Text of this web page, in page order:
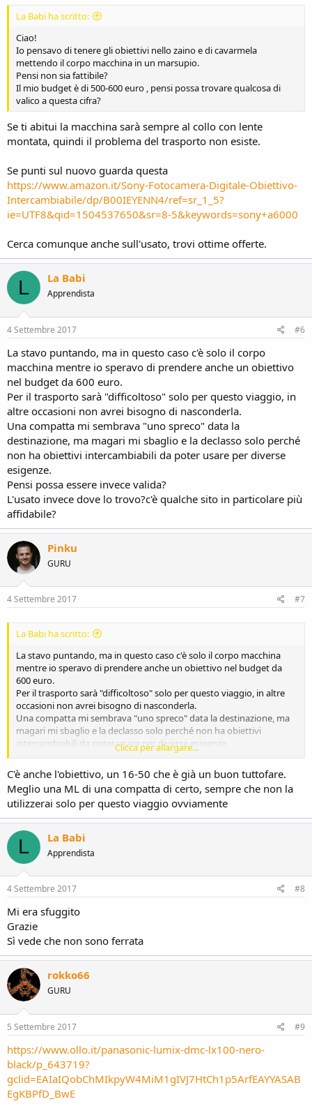
La Babi ha scritto:
Ciao!
Io pensavo di tenere gli obiettivi nello zaino e di cavarmela
mettendo il corpo macchina in un marsupio.
Pensi non sia fattibile?
Il mio budget è di 500-600 euro , pensi possa trovare qualcosa di
valico a questa cifra?
Se ti abitui la macchina sarà sempre al collo con lente
montata, quindi il problema del trasporto non esiste.
Se punti sul nuovo guarda questa
https://www.amazon.it/Sony-Fotocamera-Digitale-Obiettivo-
Intercambiabile/dp/B00IEYENN4/ref=sr_1_5?
ie=UTF8&qid=1504537650&sr=8-5&keywords=sony+a6000
Cerca comunque anche sull'usato, trovi ottime offerte.
L La Babi
Apprendista
4 Settembre 2017 #6
La stavo puntando, ma in questo caso c'è solo il corpo
macchina mentre io speravo di prendere anche un obiettivo
nel budget da 600 euro.
Per il trasporto sarà "difficoltoso" solo per questo viaggio, in
altre occasioni non avrei bisogno di nasconderla.
Una compatta mi sembrava "uno spreco" data la
destinazione, ma magari mi sbaglio e la declasso solo perché
non ha obiettivi intercambiabili da poter usare per diverse
esigenze.
Pensi possa essere invece valida?
L'usato invece dove lo trovo?c'è qualche sito in particolare più
affidabile?
Pinku
GURU
4 Settembre 2017 #7
La Babi ha scritto:
La stavo puntando, ma in questo caso c'è solo il corpo macchina
mentre io speravo di prendere anche un obiettivo nel budget da
600 euro.
Per il trasporto sarà "difficoltoso" solo per questo viaggio, in altre
occasioni non avrei bisogno di nasconderla.
Una compatta mi sembrava "uno spreco" data la destinazione, ma
magari mi sbaglio e la declasso solo perché non ha obiettivi
intercambiabili da poter usare per diverse esigenze.
Pensi possa essere invece valida?
L'usato invece dove lo trovo?c'è qualche sito in particolare più
affidabile?
Clicca per allargare...
C'è anche l'obiettivo, un 16-50 che è già un buon tuttofare.
Meglio una ML di una compatta di certo, sempre che non la
utilizzerai solo per questo viaggio ovviamente
L La Babi
Apprendista
4 Settembre 2017 #8
Mi era sfuggito
Grazie
Sì vede che non sono ferrata
rokko66
GURU
5 Settembre 2017 #9
https://www.ollo.it/panasonic-lumix-dmc-lx100-nero-
black/p_643719?
gclid=EAIaIQobChMIkpyW4MiM1gIVJ7HtCh1p5ArfEAYYASAB
EgKBPfD_BwE